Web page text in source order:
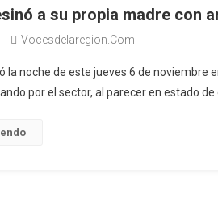
a su propia madre con
Vocesdelaregion.com
la noche de este jueves 6 de noviembre
por el sector, al parecer en estado